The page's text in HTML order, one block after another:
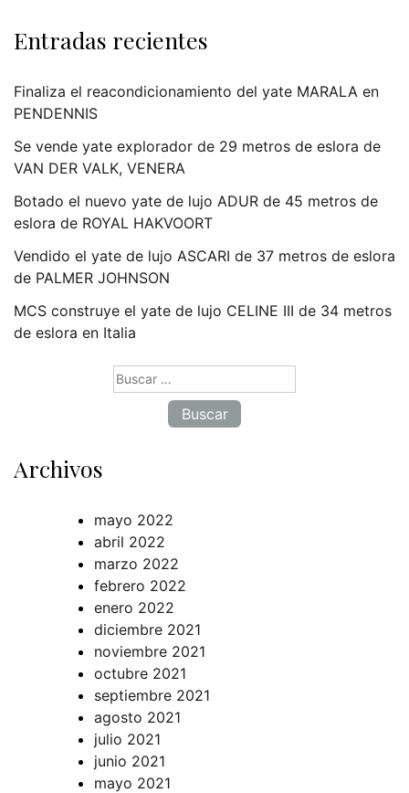
Entradas recientes
Finaliza el reacondicionamiento del yate MARALA en
PENDENNIS
Se vende yate explorador de 29 metros de eslora de
VAN DER VALK, VENERA
Botado el nuevo yate de lujo ADUR de 45 metros de
eslora de ROYAL HAKVOORT
Vendido el yate de lujo ASCARI de 37 metros de eslora
de PALMER JOHNSON
MCS construye el yate de lujo CELINE III de 34 metros
de eslora en Italia
Archivos
mayo 2022
abril 2022
marzo 2022
febrero 2022
enero 2022
diciembre 2021
noviembre 2021
octubre 2021
septiembre 2021
agosto 2021
julio 2021
junio 2021
mayo 2021